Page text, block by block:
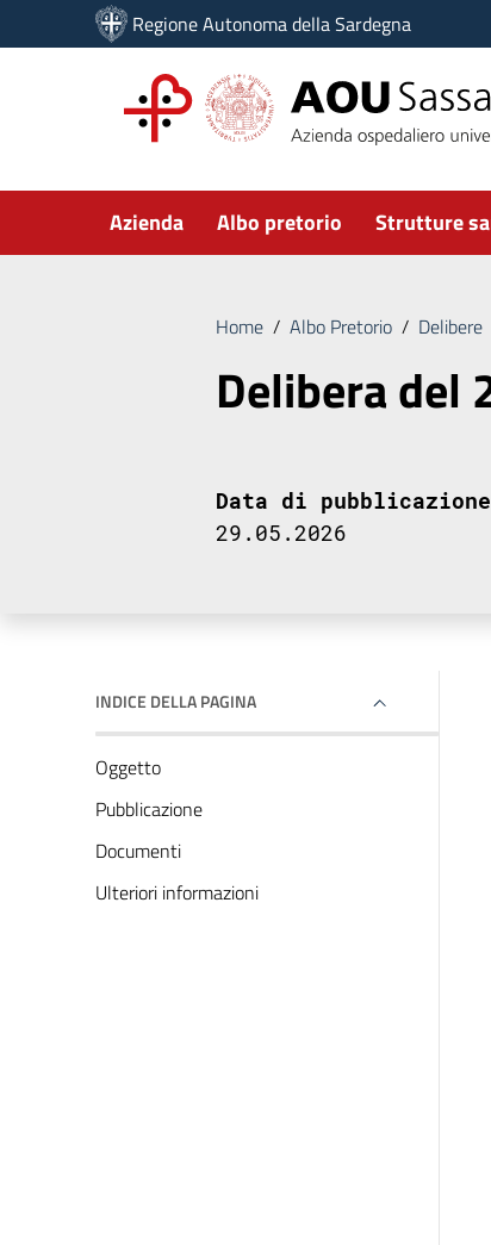
Vai ai contenuti
Vai al menu di navigazione
Vai al footer
Regione Autonoma della Sardegna
Submenu
Azienda Albo pretorio Strutture
Home / Albo Pretorio / Delibere
Delibera del
Data di pubblicazione
29.05.2026
INDICE DELLA PAGINA
Oggetto
Pubblicazione
Documenti
Ulteriori informazioni